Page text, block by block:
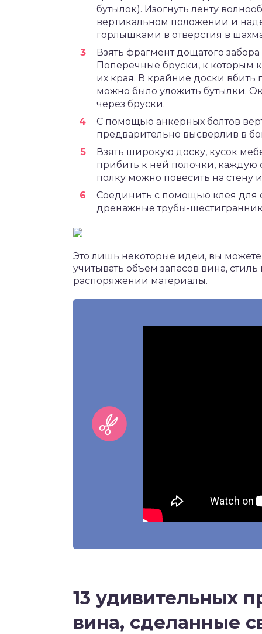
бутылок). Изогнуть ленту
вертикальном положении и
горлышками в отверстия в
Взять фрагмент дощатого
Поперечные бруски, к которым
их края. В крайние доски вбить
можно было уложить бутылки.
через бруски.
С помощью анкерных болтов
предварительно высверлив в
Взять широкую доску, кусок
прибить к ней полочки, каждую
полку можно повесить на стену
Соединить с помощью клея для
дренажные трубы-
Это лишь некоторые идеи, вы
учитывать объем запасов вина,
распоряжении материалы.
13 удивительных
вина, сделанные